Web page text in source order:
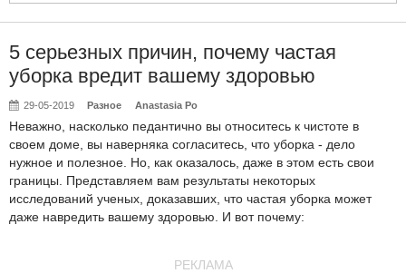
5 серьезных причин, почему частая
уборка вредит вашему здоровью
29-05-2019 Разное Anastasia Po
Неважно, насколько педантично вы относитесь к чистоте в
своем доме, вы наверняка согласитесь, что уборка - дело
нужное и полезное. Но, как оказалось, даже в этом есть свои
границы. Представляем вам результаты некоторых
исследований ученых, доказавших, что частая уборка может
даже навредить вашему здоровью. И вот почему:
РЕКЛАМА